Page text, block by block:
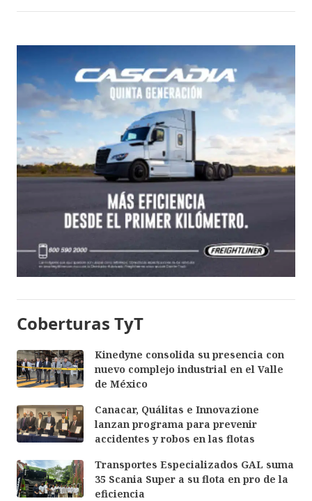
Coberturas TyT
Kinedyne consolida su presencia con
nuevo complejo industrial en el Valle
de México
Canacar, Quálitas e Innovazione
lanzan programa para prevenir
accidentes y robos en las flotas
Transportes Especializados GAL suma
35 Scania Super a su flota en pro de la
eficiencia